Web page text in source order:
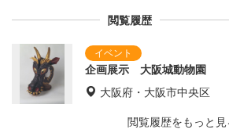
閲覧履歴
企画展示 大阪城動物園
大阪府・大阪市中央区
閲覧履歴をもっと見